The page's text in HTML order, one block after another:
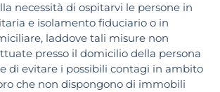
necessità di ospitarvi le persone in
e isolamento fiduciario o in
laddove tali misure non
presso il domicilio della persona
di evitare i possibili contagi in ambito
che non dispongono di immobili